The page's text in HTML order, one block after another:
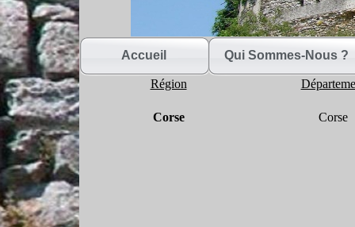
Accueil Qui Sommes-Nous ?
Région
Corse Corse